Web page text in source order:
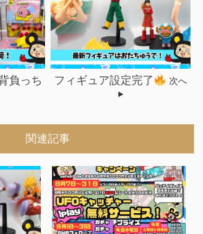
負っち
フィギュア設定完了 次へ
関連記事